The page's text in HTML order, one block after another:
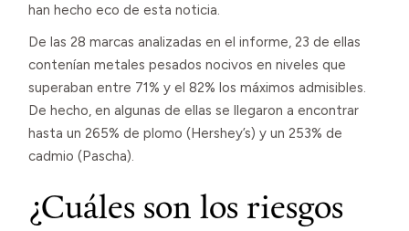
han hecho eco de esta noticia.
De las 28 marcas analizadas en el informe, 23 de ellas
contenían metales pesados nocivos en niveles que
superaban entre 71% y el 82% los máximos admisibles.
De hecho, en algunas de ellas se llegaron a encontrar
hasta un 265% de plomo (Hershey’s) y un 253% de
cadmio (Pascha).
¿Cuáles son los riesgos